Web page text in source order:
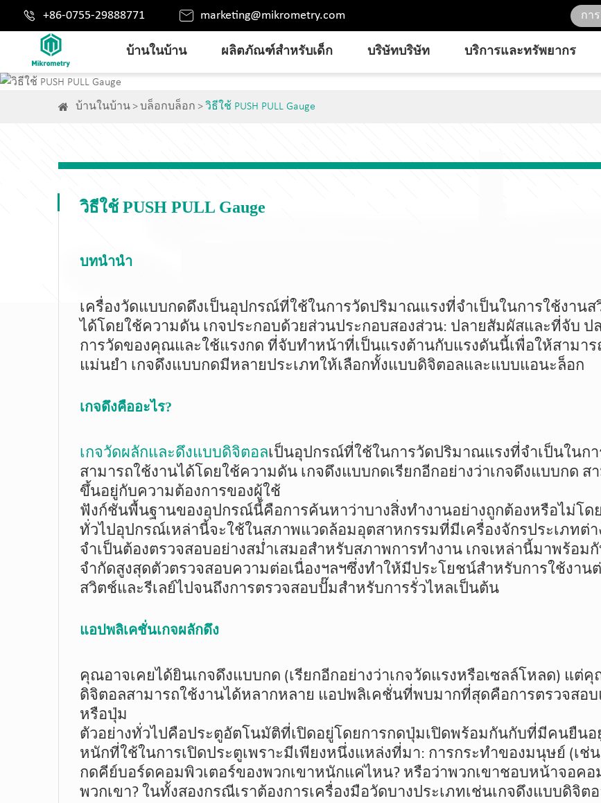
 +86-0755-29888771  marketing@mikrometry.com
บ้านในบ้าน ผลิตภัณฑ์สำหรับเด็ก บริษัทบริษัท บริการและทรัพยากร
บ้านในบ้าน บล็อกบล็อก วิธีใช้ PUSH PULL Gauge
วิธีใช้ PUSH PULL Gauge
บทนำนำ
เครื่องวัดแบบกดดึงเป็นอุปกรณ์ที่ใช้ในการวัดปริมาณแรงที่จำเป็นในการใช้งา
ได้โดยใช้ความดัน เกจประกอบด้วยส่วนประกอบสองส่วน: ปลายสัมผัสและที่จับ
การวัดของคุณและใช้แรงกด ที่จับทำหน้าที่เป็นแรงต้านกับแรงดันนี้เพื่อให้สามาร
แม่นยำ เกจดึงแบบกดมีหลายประเภทให้เลือกทั้งแบบดิจิตอลและแบบแอนะล็อก
เกจดึงคืออะไร?
เกจวัดผลักและดึงแบบดิจิตอลเป็นอุปกรณ์ที่ใช้ในการวัดปริมาณแรงที่จำเป็นในก
สามารถใช้งานได้โดยใช้ความดัน เกจดึงแบบกดเรียกอีกอย่างว่าเกจดึงแบบกด
ขึ้นอยู่กับความต้องการของผู้ใช้
ฟังก์ชันพื้นฐานของอุปกรณ์นี้คือการค้นหาว่าบางสิ่งทำงานอย่างถูกต้องหรือไม่โ
ทั่วไปอุปกรณ์เหล่านี้จะใช้ในสภาพแวดล้อมอุตสาหกรรมที่มีเครื่องจักรประเภทต่
จำเป็นต้องตรวจสอบอย่างสม่ำเสมอสำหรับสภาพการทำงาน เกจเหล่านี้มาพร้
จำกัดสูงสุดตัวตรวจสอบความต่อเนื่องฯลฯซึ่งทำให้มีประโยชน์สำหรับการใช้งา
สวิตช์และรีเลย์ไปจนถึงการตรวจสอบปั๊มสำหรับการรั่วไหลเป็นต้น
แอปพลิเคชั่นเกจผลักดึง
คุณอาจเคยได้ยินเกจดึงแบบกด (เรียกอีกอย่างว่าเกจวัดแรงหรือเซลล์โหลด) แต่
ดิจิตอลสามารถใช้งานได้หลากหลาย แอปพลิเคชั่นที่พบมากที่สุดคือการตรวจส
หรือปุ่ม
ตัวอย่างทั่วไปคือประตูอัตโนมัติที่เปิดอยู่โดยการกดปุ่มเปิดพร้อมกันกับที่มีคนยืน
หนักที่ใช้ในการเปิดประตูเพราะมีเพียงหนึ่งแหล่งที่มา: การกระทำของมนุษย์ (เ
กดคีย์บอร์ดคอมพิวเตอร์ของพวกเขาหนักแค่ไหน? หรือว่าพวกเขาชอบหน้าจอคอ
พวกเขา? ในทั้งสองกรณีเราต้องการเครื่องมือวัดบางประเภทเช่นเกจดึงแบบดิจิต